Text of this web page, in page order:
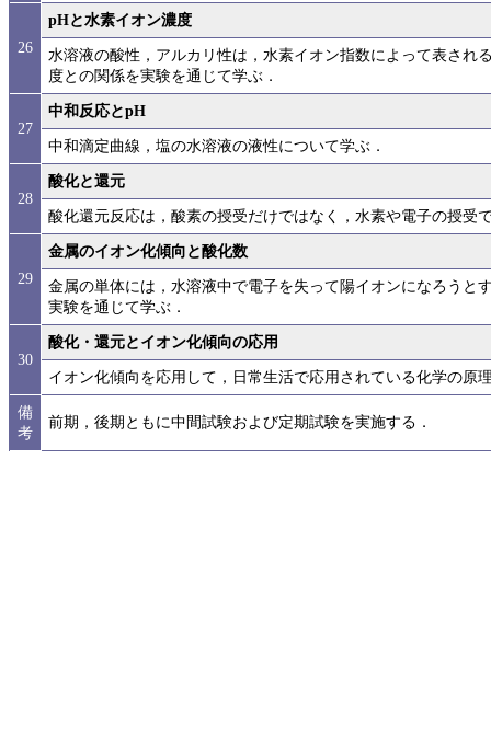
26
pHと水素イオン濃度
水溶液の酸性，アルカリ性は，水素イオン指数によって表され
度との関係を実験を通じて学ぶ．
27
中和反応とpH
中和滴定曲線，塩の水溶液の液性について学ぶ．
28
酸化と還元
酸化還元反応は，酸素の授受だけではなく，水素や電子の授受
29
金属のイオン化傾向と酸化数
金属の単体には，水溶液中で電子を失って陽イオンになろうと
実験を通じて学ぶ．
30
酸化・還元とイオン化傾向の応用
イオン化傾向を応用して，日常生活で応用されている化学の原
備
考
前期，後期ともに中間試験および定期試験を実施する．